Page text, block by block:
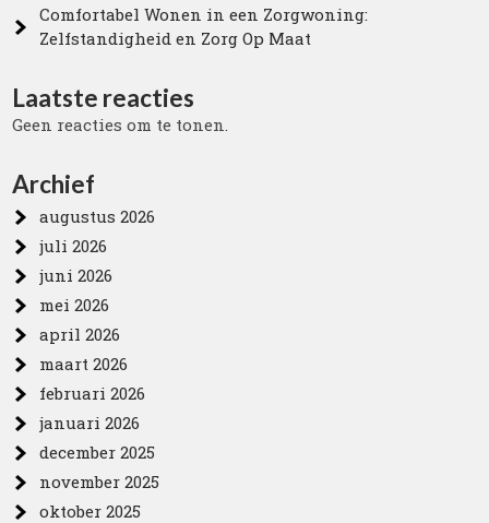
Comfortabel Wonen in een Zorgwoning:
Zelfstandigheid en Zorg Op Maat
Laatste reacties
Geen reacties om te tonen.
Archief
augustus 2026
juli 2026
juni 2026
mei 2026
april 2026
maart 2026
februari 2026
januari 2026
december 2025
november 2025
oktober 2025